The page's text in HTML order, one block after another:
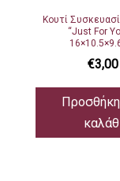
Κουτί
“Just For
€3,00